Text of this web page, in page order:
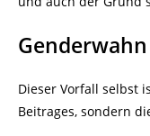
Genderwahn
Dieser Vorfall selbst
Beitrages, sondern